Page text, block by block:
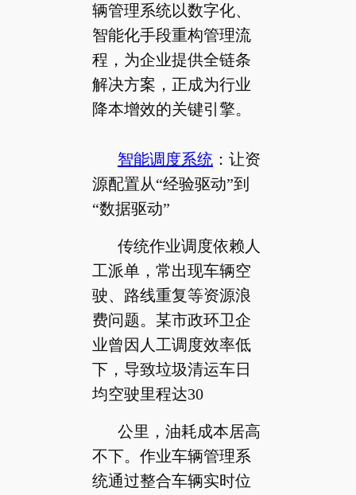
辆管理系统以数字化、
智能化手段重构管理流
程，为企业提供全链条
解决方案，正成为行业
降本增效的关键引擎。
智能调度系统：让资
源配置从“经验驱动”到
“数据驱动”
传统作业调度依赖人
工派单，常出现车辆空
驶、路线重复等资源浪
费问题。某市政环卫企
业曾因人工调度效率低
下，导致垃圾清运车日
均空驶里程达30
公里，油耗成本居高
不下。作业车辆管理系
统通过整合车辆实时位